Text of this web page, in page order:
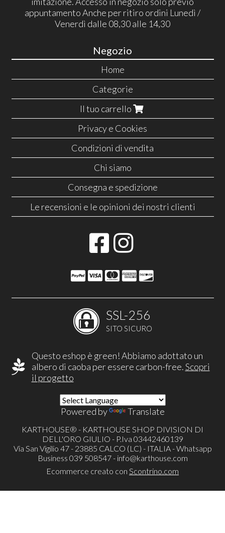
appuntamento Anche per ritiro ordini Lunedì /
Venerdì dalle 08,30 alle 14,30
Negozio
Home
Categorie
Il tuo carrello
Privacy e Cookies
Condizioni di vendita
Chi siamo
Consegna e spedizione
Le recensioni e le opinioni dei nostri clienti
SSL-256
SITO SICURO
Questo eshop è green! Abbiamo adottato un
albero di caoba per essere carbon-free.Scopri
il progetto
Powered by Translate
KARTHOUSE® - KARTHOUSE SHOP DIVISION DI
DELL'ORO GIULIO - P.Iva 03442460139
Via San Vigilio 47 - 23885 CALCO (LC) - ITALIA - Whatsapp
Business 039 508547 - info@karthouse.com
Ecommerce creato con Scontrino.com